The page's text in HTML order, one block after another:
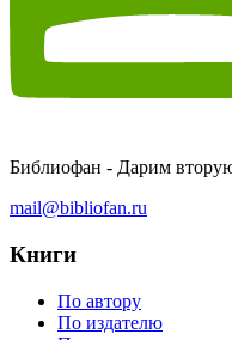
Библиофан - Дарим
mail@bibliofan.ru
Книги
По автору
По издателю